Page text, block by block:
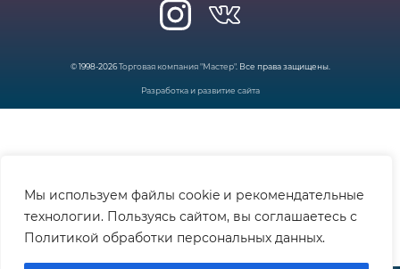
Мы используем файлы cookie и рекомендательные
технологии. Пользуясь сайтом, вы соглашаетесь с
Политикой обработки персональных данных.
© 1998-2026Торговая компания "Мастер". Все права защищены.
Разработка и развитие сайта